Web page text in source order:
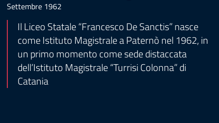
Settembre 1962
Il Liceo Statale “Francesco De Sanctis” nasce
come Istituto Magistrale a Paternò nel 1962, in
un primo momento come sede distaccata
dell’Istituto Magistrale “Turrisi Colonna” di
Catania